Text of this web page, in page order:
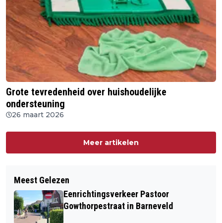
Grote tevredenheid over huishoudelijke
ondersteuning
26 maart 2026
Meer artikelen
Meest Gelezen
Eenrichtingsverkeer Pastoor
Gowthorpestraat in Barneveld